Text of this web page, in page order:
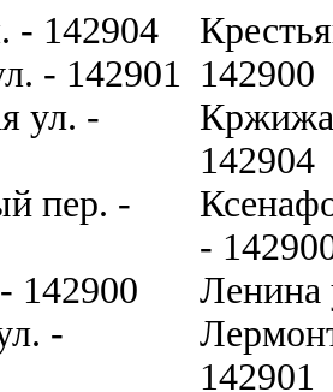
- 142904
- 142901
ул. -
пер. -
142900
-
142900
142904
-
Ленина
142901